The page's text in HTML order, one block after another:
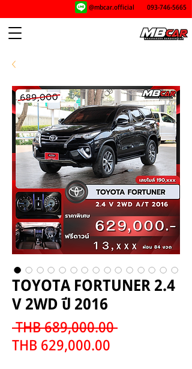
@mbcar.official 093-746-5665
TOYOTA FORTUNER 2.4
V 2WD ปี 2016
THB 689,000.00 Regular
THB 629,000.00